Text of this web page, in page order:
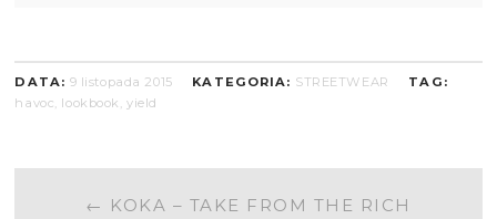
DATA: 9 listopada 2015 KATEGORIA: STREETWEAR
TAG:
havoc, lookbook , yield
POST
← KOKA – TAKE FROM THE RICH